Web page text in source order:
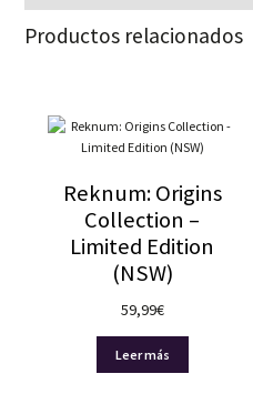
Productos relacionados
Reknum: Origins
Collection –
Limited Edition
(NSW)
59,99€
Leer más